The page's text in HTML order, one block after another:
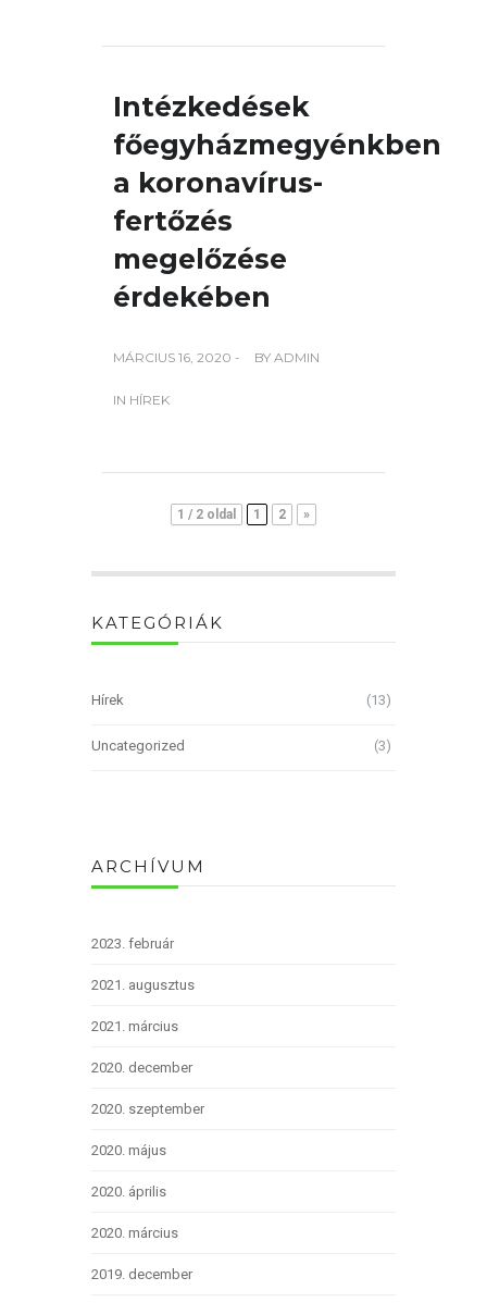
Intézkedések
főegyházmegyénkben
a koronavírus-
fertőzés
megelőzése
érdekében
MÁRCIUS 16, 2020 - BY ADMIN
IN HÍREK
1 / 2 oldal 1 2 »
KATEGÓRIÁK
Hírek (13)
Uncategorized (3)
ARCHÍVUM
2023. február
2021. augusztus
2021. március
2020. december
2020. szeptember
2020. május
2020. április
2020. március
2019. december